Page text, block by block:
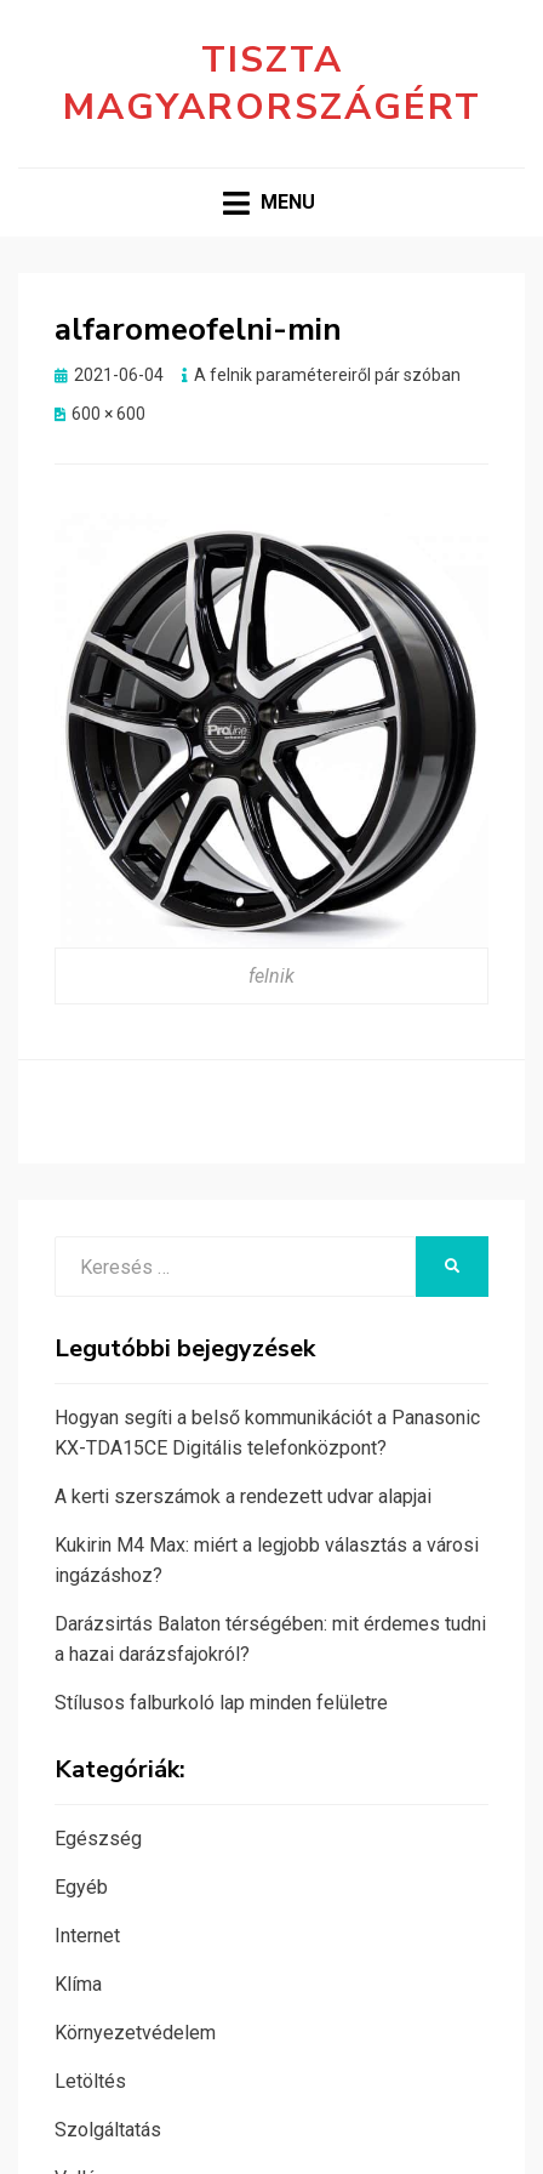
TISZTA
MAGYARORSZÁGÉRT
MENU
alfaromeofelni-min
Posted
2021-06-04
A felnik paramétereiről pár szóban
600 × 600
felnik
Legutóbbi bejegyzések
Hogyan segíti a belső kommunikációt a Panasonic
KX-TDA15CE Digitális telefonközpont?
A kerti szerszámok a rendezett udvar alapjai
Kukirin M4 Max: miért a legjobb választás a városi
ingázáshoz?
Darázsirtás Balaton térségében: mit érdemes tudni
a hazai darázsfajokról?
Stílusos falburkoló lap minden felületre
Kategóriák:
Egészség
Egyéb
Internet
Klíma
Környezetvédelem
Letöltés
Szolgáltatás